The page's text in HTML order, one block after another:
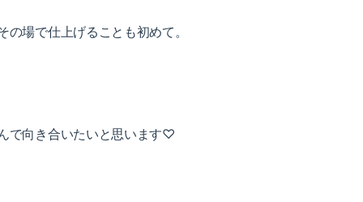
の場で仕上げることも初めて。
で向き合いたいと思います♡